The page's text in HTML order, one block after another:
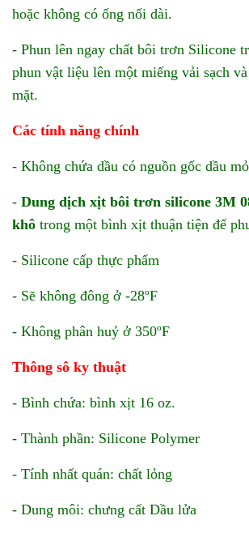
hoặc không có ống nối dài.
- Phun lên ngay chất bôi trơn Silicone
phun vật liệu lên một miếng vải sạch
mặt.
Các tính năng chính
- Không chứa dầu có nguồn gốc dầu mỏ
- Dung dịch xịt bôi trơn silicone 3M
khô trong một bình xịt thuận tiện để
- Silicone cấp thực phẩm
- Sẽ không đông ở -28ºF
- Không phân huỷ ở 350ºF
Thông sô ky thuật
- Bình chứa: bình xịt 16 oz.
- Thành phần: Silicone Polymer
- Tính nhất quán: chất lỏng
- Dung môi: chưng cất Dầu lửa